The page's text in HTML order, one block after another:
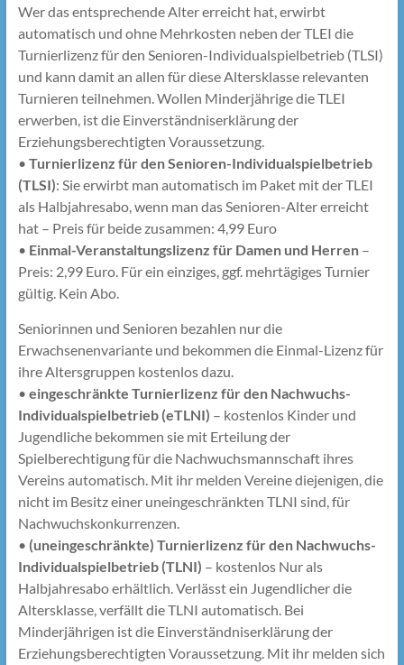
Wer das entsprechende Alter erreicht hat, erwirbt
automatisch und ohne Mehrkosten neben der TLEI die
Turnierlizenz für den Senioren-Individualspielbetrieb (TLSI)
und kann damit an allen für diese Altersklasse relevanten
Turnieren teilnehmen. Wollen Minderjährige die TLEI
erwerben, ist die Einverständniserklärung der
Erziehungsberechtigten Voraussetzung.
• Turnierlizenz für den Senioren-Individualspielbetrieb
(TLSI): Sie erwirbt man automatisch im Paket mit der TLEI
als Halbjahresabo, wenn man das Senioren-Alter erreicht
hat – Preis für beide zusammen: 4,99 Euro
• Einmal-Veranstaltungslizenz für Damen und Herren–
Preis: 2,99 Euro. Für ein einziges, ggf. mehrtägiges Turnier
gültig. Kein Abo.
Seniorinnen und Senioren bezahlen nur die
Erwachsenenvariante und bekommen die Einmal-Lizenz für
ihre Altersgruppen kostenlos dazu.
• eingeschränkte Turnierlizenz für den Nachwuchs-
Individualspielbetrieb (eTLNI) – kostenlos Kinder und
Jugendliche bekommen sie mit Erteilung der
Spielberechtigung für die Nachwuchsmannschaft ihres
Vereins automatisch. Mit ihr melden Vereine diejenigen, die
nicht im Besitz einer uneingeschränkten TLNI sind, für
Nachwuchskonkurrenzen.
• (uneingeschränkte) Turnierlizenz für den Nachwuchs-
Individualspielbetrieb (TLNI) – kostenlos Nur als
Halbjahresabo erhältlich. Verlässt ein Jugendlicher die
Altersklasse, verfällt die TLNI automatisch. Bei
Minderjährigen ist die Einverständniserklärung der
Erziehungsberechtigten Voraussetzung. Mit ihr melden sich